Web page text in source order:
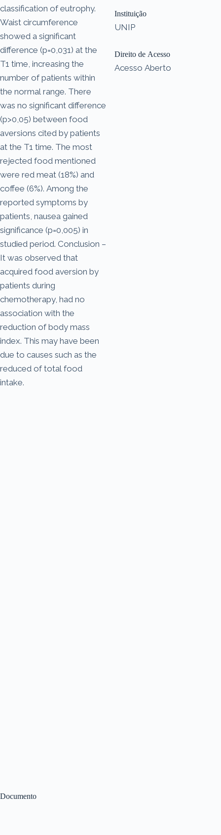
Documento
classification of eutrophy.
Waist circumference
showed a significant
difference (p=0,031) at the
T1 time, increasing the
number of patients within
the normal range. There
was no significant difference
(p>0,05) between food
aversions cited by patients
at the T1 time. The most
rejected food mentioned
were red meat (18%) and
coffee (6%). Among the
reported symptoms by
patients, nausea gained
significance (p=0,005) in
studied period. Conclusion –
It was observed that
acquired food aversion by
patients during
chemotherapy, had no
association with the
reduction of body mass
index. This may have been
due to causes such as the
reduced of total food
intake.
Instituição
UNIP
Direito de Acesso
Acesso Aberto